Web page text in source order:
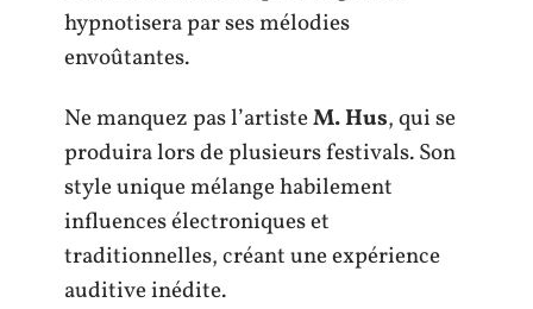
hypnotisera par ses mélodies
envoûtantes.
Ne manquez pas l’artisteM. Hus, qui se
produira lors de plusieurs festivals. Son
style unique mélange habilement
influences électroniques et
traditionnelles, créant une expérience
auditive inédite.